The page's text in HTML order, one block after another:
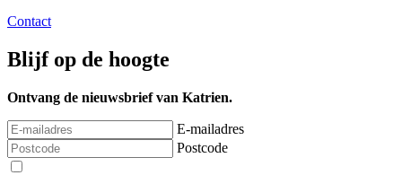
Contact
Blijf op de hoogte
Ontvang de nieuwsbrief van Katrien.
E-mailadres
Postcode